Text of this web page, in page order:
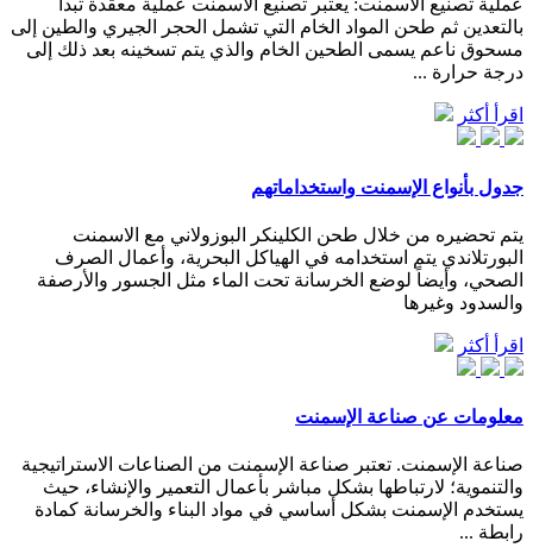
عملية تصنيع الأسمنت: يعتبر تصنيع الأسمنت عملية معقدة تبدأ
بالتعدين ثم طحن المواد الخام التي تشمل الحجر الجيري والطين إلى
مسحوق ناعم يسمى الطحين الخام والذي يتم تسخينه بعد ذلك إلى
درجة حرارة ...
اقرأ أكثر
جدول بأنواع الإسمنت واستخداماتهم
يتم تحضيره من خلال طحن الكلينكر البوزولاني مع الاسمنت
البورتلاندي يتم استخدامه في الهياكل البحرية، وأعمال الصرف
الصحي، وأيضاً لوضع الخرسانة تحت الماء مثل الجسور والأرصفة
والسدود وغيرها
اقرأ أكثر
معلومات عن صناعة الإسمنت
صناعة الإسمنت. تعتبر صناعة الإسمنت من الصناعات الاستراتيجية
والتنموية؛ لارتباطها بشكل مباشر بأعمال التعمير والإنشاء، حيث
يستخدم الإسمنت بشكل أساسي في مواد البناء والخرسانة كمادة
رابطة ...